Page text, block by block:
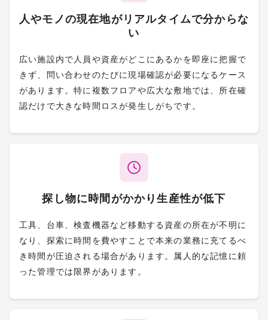
人やモノの現在地がリアルタイムで分からな
い
広い施設内で人員や資産がどこにあるかを即座に把握で
きず、問い合わせのたびに現場確認が必要になるケース
があります。特に複数フロアや広大な敷地では、所在確
認だけで大きな時間ロスが発生しがちです。
探し物に時間がかかり生産性が低下
工具、台車、検査機器など移動する資産の所在が不明に
なり、探索に時間を費やすことで本来の業務に充てるべ
き時間が圧迫される場合があります。属人的な記憶に頼
った管理では限界があります。